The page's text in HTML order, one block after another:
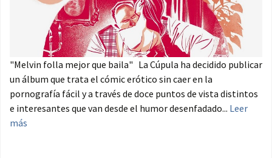
"Melvin folla mejor que baila" La Cúpula ha decidido publicar
un álbum que trata el cómic erótico sin caer en la
pornografía fácil y a través de doce puntos de vista distintos
e interesantes que van desde el humor desenfadado... Leer
más